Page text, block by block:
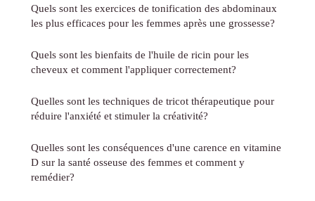
Quels sont les exercices de tonification des abdominaux
les plus efficaces pour les femmes après une grossesse?
Quels sont les bienfaits de l'huile de ricin pour les
cheveux et comment l'appliquer correctement?
Quelles sont les techniques de tricot thérapeutique pour
réduire l'anxiété et stimuler la créativité?
Quelles sont les conséquences d'une carence en vitamine
D sur la santé osseuse des femmes et comment y
remédier?